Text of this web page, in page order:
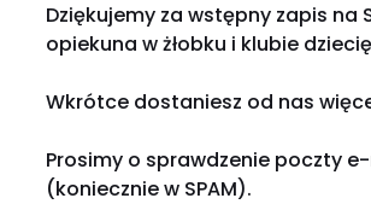
Dziękujemy za wstępny zapis na
opiekuna w żłobku i klubie
Wkrótce dostaniesz od nas
Prosimy o sprawdzenie poczty
(koniecznie w SPAM).